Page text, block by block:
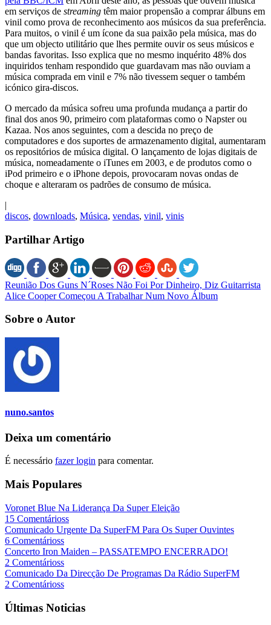
em serviços de streaming têm maior propensão a comprar álbuns em
vinil como prova de reconhecimento aos músicos da sua preferência.
Para muitos, o vinil é um ícone da sua paixão pela música, mas do
que um objecto utilitário que lhes permite ouvir os seus músicos e
bandas favoritas. Isso explica que no mesmo inquérito 48% dos
inquiridos tenham respondido que guardavam mas não ouviam a
música comprada em vinil e 7% não tivessem sequer o também
icónico gira-discos.
O mercado da música sofreu uma profunda mudança a partir do
final dos anos 90, primeiro com plataformas como o Napster ou
Kazaa. Nos anos seguintes, com a descida no preço de
computadores e dos suportes de armazenamento digital, aumentaram
os repositórios de música digital. O lançamento de lojas digitais de
música, nomeadamente o iTunes em 2003, e de produtos como o
iPod primeiro e o iPhone depois, provocaram novas ondas de
choque e alteraram os padrões de consumo de música.
|
discos, downloads, Música, vendas, vinil, vinis
Partilhar Artigo
Reunião Dos Guns N´Roses Não Foi Por Dinheiro, Diz Guitarrista
Alice Cooper Começou A Trabalhar Num Novo Álbum
Sobre o Autor
nuno.santos
Deixa um comentário
É necessário fazer login para comentar.
Mais Populares
Voronet Blue Na Liderança Da Super Eleição
15 Comentárioss
Comunicado Urgente Da SuperFM Para Os Super Ouvintes
6 Comentárioss
Concerto Iron Maiden – PASSATEMPO ENCERRADO!
2 Comentárioss
Comunicado Da Direcção De Programas Da Rádio SuperFM
2 Comentárioss
Últimas Noticias